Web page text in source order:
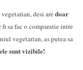
desi aredoar
sa fac o comparatie intre
vegetarian, as putea sa
sunt vizibile!